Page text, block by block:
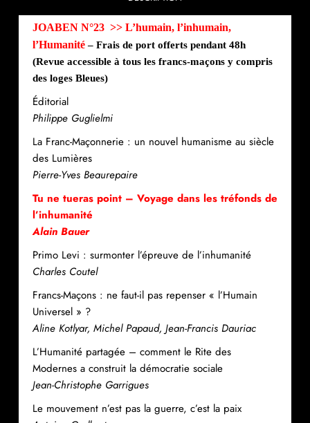
JOABEN N°23 >> L’humain, l’inhumain,
l’Humanité– Frais de port offerts pendant 48h
(Revue accessible à tous les francs-maçons y compris
des loges Bleues)
Éditorial
Philippe Guglielmi
La Franc-Maçonnerie : un nouvel humanisme au siècle
des Lumières
Pierre-Yves Beaurepaire
Tu ne tueras point – Voyage dans les tréfonds de
l’inhumanité
Alain Bauer
Primo Levi : surmonter l’épreuve de l’inhumanité
Charles Coutel
Francs-Maçons : ne faut-il pas repenser « l’Humain
Universel » ?
Aline Kotlyar, Michel Papaud, Jean-Francis Dauriac
L’Humanité partagée – comment le Rite des
Modernes a construit la démocratie sociale
Jean-Christophe Garrigues
Le mouvement n’est pas la guerre, c’est la paix